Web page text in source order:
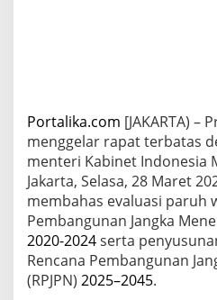
Portalika.com [JAKARTA) –
menggelar rapat terbatas
menteri Kabinet Indonesia
Jakarta, Selasa, 28 Maret
membahas evaluasi paruh
Pembangunan Jangka
2020-2024serta
Rencana Pembangunan
(RPJPN) 2025–2045.